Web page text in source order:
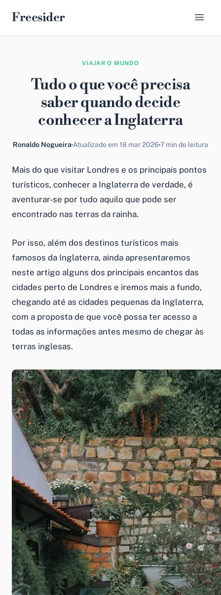
Freesider
VIAJAR O MUNDO
Tudo o que você precisa
saber quando decide
conhecer a Inglaterra
Ronaldo Nogueira Atualizado em 18 mar 2026 7 min de leitura
Mais do que visitar Londres e os principais pontos
turísticos, conhecer a Inglaterra de verdade, é
aventurar-se por tudo aquilo que pode ser
encontrado nas terras da rainha.
Por isso, além dos destinos turísticos mais
famosos da Inglaterra, ainda apresentaremos
neste artigo alguns dos principais encantos das
cidades perto de Londres e iremos mais a fundo,
chegando até as cidades pequenas da Inglaterra,
com a proposta de que você possa ter acesso a
todas as informações antes mesmo de chegar às
terras inglesas.